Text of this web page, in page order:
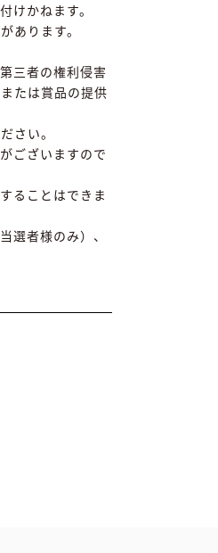
かねます。
ります。
三者の権利侵害
たは賞品の提供
さい。
ございますので
ることはできま
者様のみ）、